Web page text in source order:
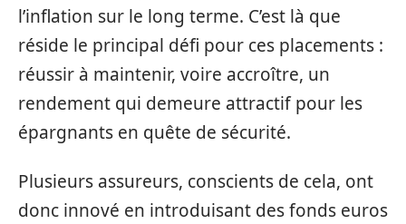
l’inflation sur le long terme. C’est là que
réside le principal défi pour ces placements :
réussir à maintenir, voire accroître, un
rendement qui demeure attractif pour les
épargnants en quête de sécurité.
Plusieurs assureurs, conscients de cela, ont
donc innové en introduisant des fonds euros